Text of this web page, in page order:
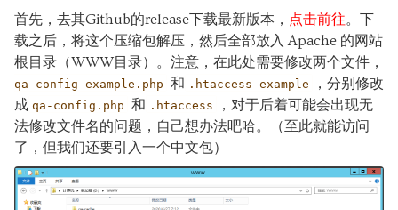
首先，去其Github的release下载最新版本， 点击前往。下
载之后，将这个压缩包解压，然后全部放入 Apache 的网站
根目录（WWW目录）。注意，在此处需要修改两个文件，
qa-config-example.php 和 .htaccess-example
，分别修改
成 qa-config.php 和 .htaccess
，对于后着可能会出现无
法修改文件名的问题，自己想办法吧哈。（至此就能访问
了，但我们还要引入一个中文包）